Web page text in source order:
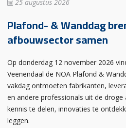
25 augustus 2026
Plafond- & Wanddag
afbouwsector samen
Op donderdag 12 november 2026
Veenendaal de NOA Plafond &
vakdag ontmoeten fabrikanten,
en andere professionals uit de
kennis te delen, innovaties te
leggen.